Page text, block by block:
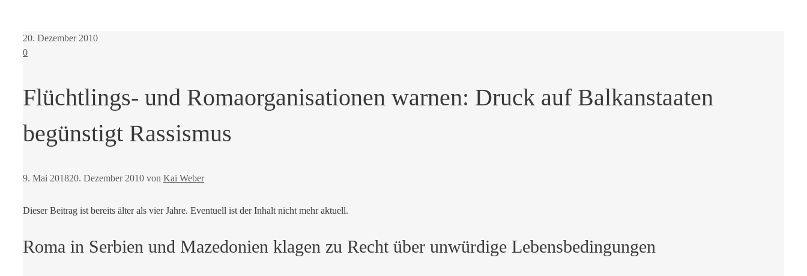
20. Dezember 2010
0
Flüchtlings- und Romaorganisationen warnen: Druck auf Balkanstaaten
begünstigt Rassismus
9. Mai 201820. Dezember 2010 von Kai Weber
Dieser Beitrag ist bereits älter als vier Jahre. Eventuell ist der Inhalt nicht mehr aktuell.
Roma in Serbien und Mazedonien klagen zu Recht über unwürdige Lebensbedingungen